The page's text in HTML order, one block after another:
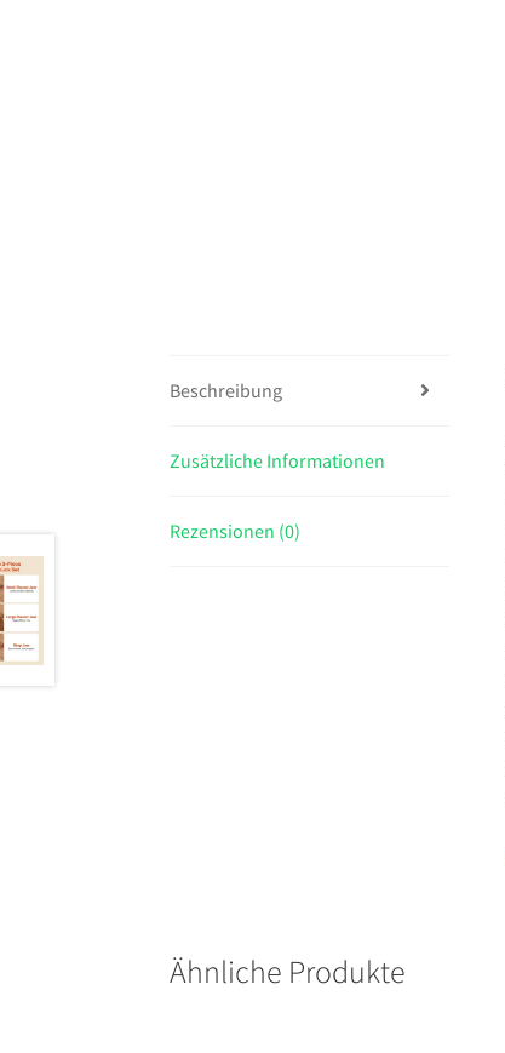
Beschreibung
Zusätzliche Informationen
Rezensionen (0)
Ähnliche Produkte